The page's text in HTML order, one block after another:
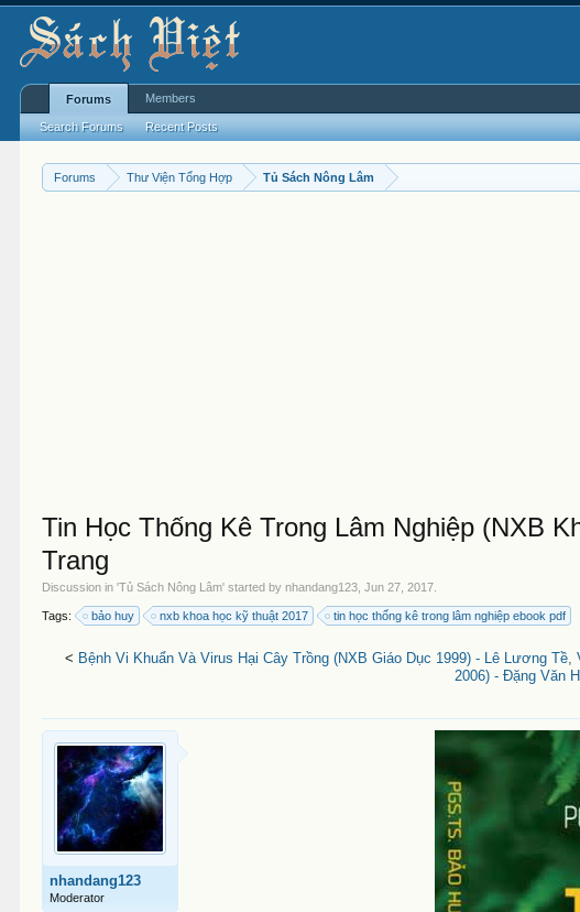
Forums Thư Viện Tổng Hợp Tủ Sách Nông Lâm
Tin Học Thống Kê Trong Lâm Nghiệp (NXB
Trang
Discussion in 'Tủ Sách Nông Lâm' started bynhandang123 ,Jun 27, 2017
Tags: bảo huy nxb khoa học kỹ thuật 2017 tin học thống kê trong lâm nghiệp ebook pdf
< Bệnh Vi Khuẩn Và Virus Hại Cây Trồng (NXB Giáo Dục 1999) - Lê Lương Tề,
2006) - Đặng Văn
nhandang123
Moderator
Forums
Search Forums Recent Posts
Members